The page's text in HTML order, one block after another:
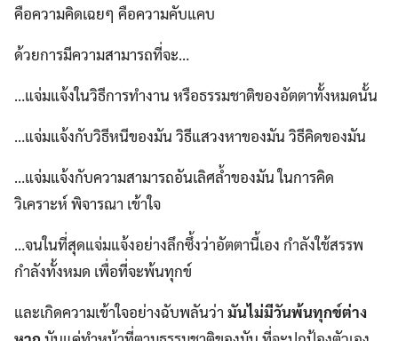
คือความคิดเฉยๆ คือความคับแคบ
ด้วยการมีความสามารถที่จะ…
…แจ่มแจ้งในวิธีการทำงาน หรือธรรมชาติของอัตตาทั้งหมดนั้น
…แจ่มแจ้งกับวิธีหนีของมัน วิธีแสวงหาของมัน วิธีคิดของมัน
…แจ่มแจ้งกับความสามารถอันเลิศล้ำของมัน ในการคิด
วิเคราะห์ พิจารณา เข้าใจ
…จนในที่สุดแจ่มแจ้งอย่างลึกซึ้งว่าอัตตานี้เอง กำลังใช้สรรพ
กำลังทั้งหมด เพื่อที่จะพ้นทุกข์
และเกิดความเข้าใจอย่างฉับพลันว่า มันไม่มีวันพ้นทุกข์ต่าง